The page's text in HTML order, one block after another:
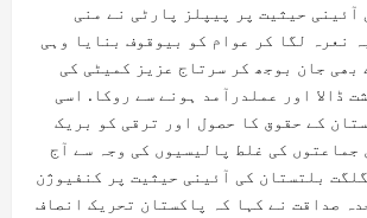
آئینی حیثیت پر پیپلز پارٹی نے منی
نعرہ لگا کر عوام کو بیوقوف بنایا وہی
بھی جان بوجھ کر سرتاج عزیز کمیٹی کی
ڈالا اور عملدرآمد ہونے سے روکا. اسی
کے حقوق کا حصول اور ترقی کو بریک
جماعتوں کی غلط پالیسیوں کی وجہ سے آج
بلتستان کی آئینی حیثیت پر کنفیوژن
صداقت نے کہا کہ پاکستان تحریک انصاف